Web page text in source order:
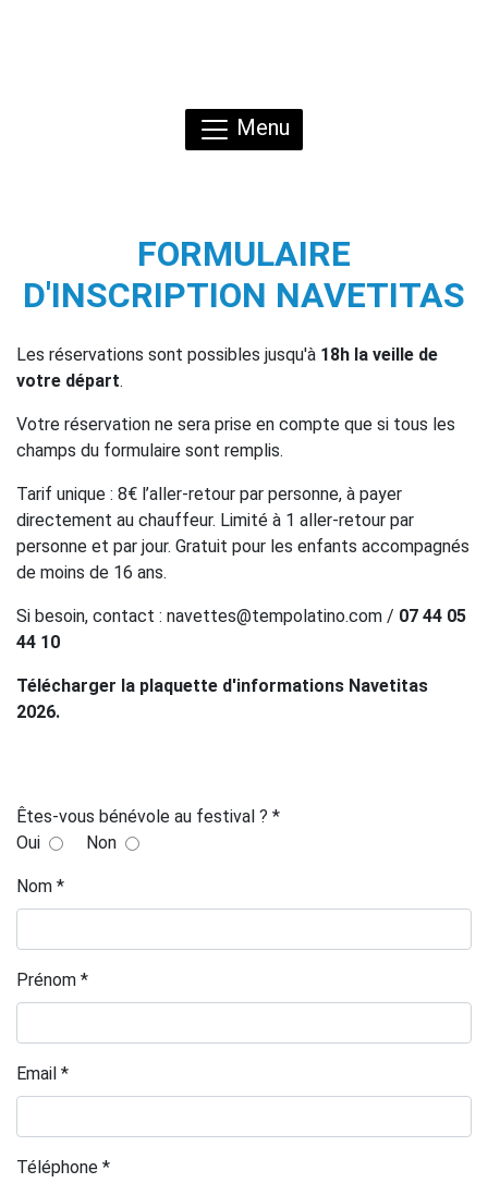
Menu
FORMULAIRE
D'INSCRIPTION NAVETITAS
Les réservations sont possibles jusqu'à 18h la veille de
votre départ.
Votre réservation ne sera prise en compte que si tous les
champs du formulaire sont remplis.
Tarif unique : 8€ l’aller-retour par personne, à payer
directement au chauffeur. Limité à 1 aller-retour par
personne et par jour. Gratuit pour les enfants accompagnés
de moins de 16 ans.
Si besoin, contact : navettes@tempolatino.com / 07 44 05
44 10
Télécharger la plaquette d'informations Navetitas
2026.
Êtes-vous bénévole au festival ? *
Oui
Non
Nom *
Prénom *
Email *
Téléphone *